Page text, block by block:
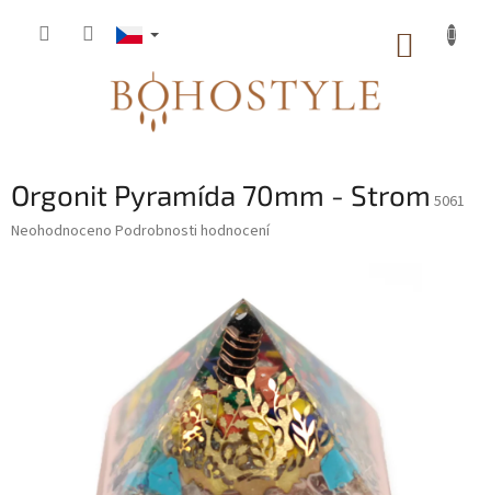
Orgonit Pyramída 70mm - Strom 5061
Průměrné
Neohodnoceno Podrobnosti hodnocení